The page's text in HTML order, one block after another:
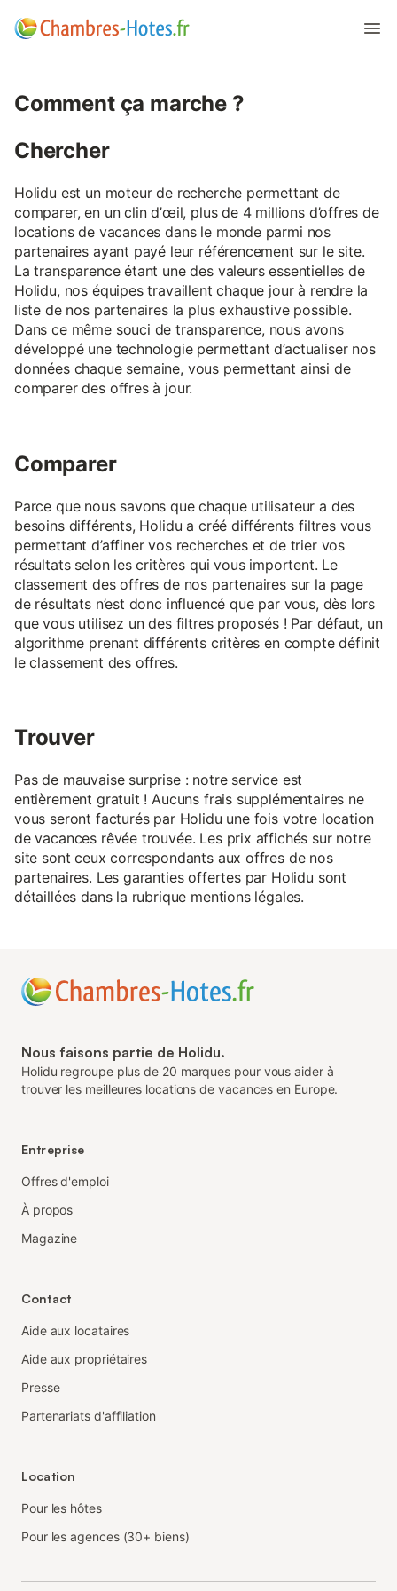
Comment ça marche ?
Chercher
Holidu est un moteur de recherche permettant de
comparer, en un clin d’œil, plus de 4 millions d’offres de
locations de vacances dans le monde parmi nos
partenaires ayant payé leur référencement sur le site.
La transparence étant une des valeurs essentielles de
Holidu, nos équipes travaillent chaque jour à rendre la
liste de nos partenaires la plus exhaustive possible.
Dans ce même souci de transparence, nous avons
développé une technologie permettant d’actualiser nos
données chaque semaine, vous permettant ainsi de
comparer des offres à jour.
Comparer
Parce que nous savons que chaque utilisateur a des
besoins différents, Holidu a créé différents filtres vous
permettant d’affiner vos recherches et de trier vos
résultats selon les critères qui vous importent. Le
classement des offres de nos partenaires sur la page
de résultats n’est donc influencé que par vous, dès lors
que vous utilisez un des filtres proposés ! Par défaut, un
algorithme prenant différents critères en compte définit
le classement des offres.
Trouver
Pas de mauvaise surprise : notre service est
entièrement gratuit ! Aucuns frais supplémentaires ne
vous seront facturés par Holidu une fois votre location
de vacances rêvée trouvée. Les prix affichés sur notre
site sont ceux correspondants aux offres de nos
partenaires. Les garanties offertes par Holidu sont
détaillées dans la rubrique mentions légales.
Nous faisons partie de Holidu.
Holidu regroupe plus de 20 marques pour vous aider à
trouver les meilleures locations de vacances en Europe.
Entreprise
Offres d'emploi
À propos
Magazine
Contact
Aide aux locataires
Aide aux propriétaires
Presse
Partenariats d'affiliation
Location
Pour les hôtes
Pour les agences (30+ biens)